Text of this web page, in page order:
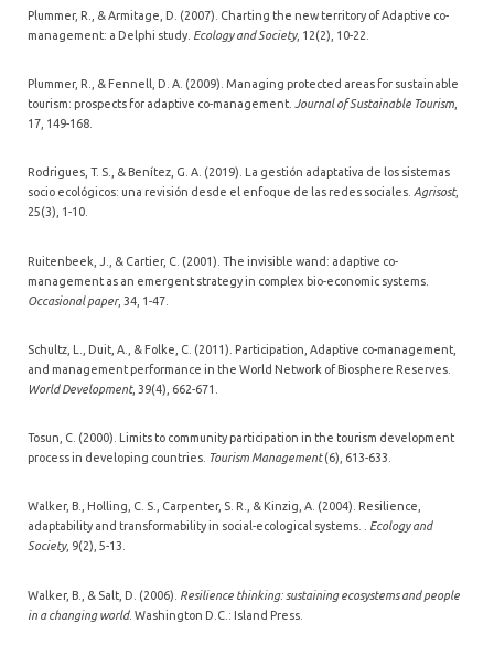
Plummer, R., & Armitage, D. (2007). Charting the new territory of Adaptive co-
management: a Delphi study. Ecology and Society, 12(2), 10-22.
Plummer, R., & Fennell, D. A. (2009). Managing protected areas for sustainable
tourism: prospects for adaptive co-management. Journal of Sustainable Tourism
17, 149-168.
Rodrigues, T. S., & Benítez, G. A. (2019). La gestión adaptativa de los sistemas
socio ecológicos: una revisión desde el enfoque de las redes sociales. Agrisost,
25(3), 1-10.
Ruitenbeek, J., & Cartier, C. (2001). The invisible wand: adaptive co-
management as an emergent strategy in complex bio-economic systems.
Occasional paper, 34, 1-47.
Schultz, L., Duit, A., & Folke, C. (2011). Participation, Adaptive co-management,
and management performance in the World Network of Biosphere Reserves.
World Development, 39(4), 662-671.
Tosun, C. (2000). Limits to community participation in the tourism development
process in developing countries. Tourism Management(6), 613-633.
Walker, B., Holling, C. S., Carpenter, S. R., & Kinzig, A. (2004). Resilience,
adaptability and transformability in social-ecological systems. . Ecology and
Society, 9(2), 5-13.
Walker, B., & Salt, D. (2006). Resilience thinking: sustaining ecosystems and people
in a changing world. Washington D.C.: Island Press.